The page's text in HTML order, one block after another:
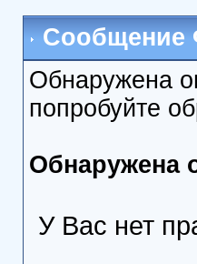
Сообщение
Обнаружена
попробуйте
Обнаружена
У Вас нет